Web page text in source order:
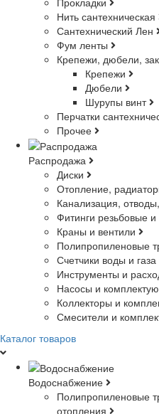
Нить сантехническая
Сантехнический Лен
Фум ленты
Крепежи, дюбели,
Крепежи
Дюбели
Шурупы винт
Перчатки
Прочее
Распродажа
Диски
Отопление,
Канализация,
Фитинги резьбовые
Краны и вентили
Полипропиленовые
Счетчики воды и газа
Инструменты и
Насосы и
Коллекторы и
Смесители и
Каталог товаров
Водоснабжение
Полипропиленовые
отопления